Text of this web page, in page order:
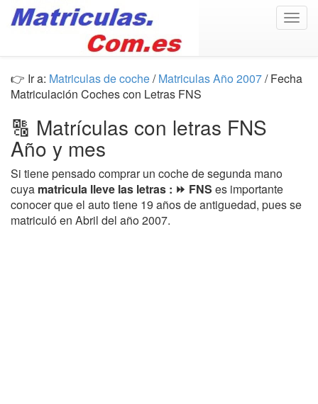
👉 Ir a: Matriculas de coche/Matriculas Año 2007/ Fecha
Matriculación Coches con Letras FNS
🔠 Matrículas con letras FNS
Año y mes
Si tiene pensado comprar un coche de segunda mano
cuya matricula lleve las letras : ⏩ FNS es importante
conocer que el auto tiene 19 años de antiguedad, pues se
matriculó en Abril del año 2007.